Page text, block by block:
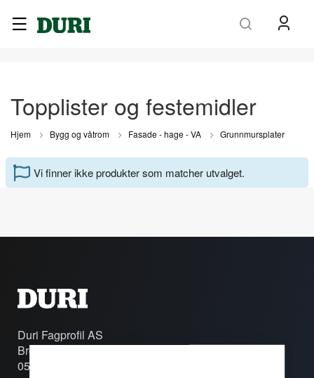
Topplister og festemidler
Hjem Bygg og våtrom Fasade - hage - VA Grunnmursplater
Vi finner ikke produkter som matcher utvalget.
Duri Fagprofil AS
Brobekkveien 80c
0582 Oslo